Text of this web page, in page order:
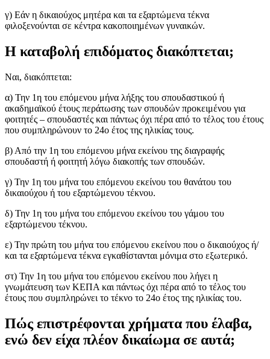
γ) Εάν η δικαιούχος μητέρα και τα εξαρτώμενα τέκνα
φιλοξενούνται σε κέντρα κακοποιημένων γυναικών.
Η καταβολή επιδόματος διακόπτεται;
Ναι, διακόπτεται:
α) Την 1η του επόμενου μήνα λήξης του σπουδαστικού ή
ακαδημαϊκού έτους περάτωσης των σπουδών προκειμένου για
φοιτητές – σπουδαστές και πάντως όχι πέρα από το τέλος του έτους
που συμπληρώνουν το 24ο έτος της ηλικίας τους.
β) Από την 1η του επόμενου μήνα εκείνου της διαγραφής
σπουδαστή ή φοιτητή λόγω διακοπής των σπουδών.
γ) Την 1η του μήνα του επόμενου εκείνου του θανάτου του
δικαιούχου ή του εξαρτώμενου τέκνου.
δ) Την 1η του μήνα του επόμενου εκείνου του γάμου του
εξαρτώμενου τέκνου.
ε) Την πρώτη του μήνα του επόμενου εκείνου που ο δικαιούχος ή/
και τα εξαρτώμενα τέκνα εγκαθίστανται μόνιμα στο εξωτερικό.
στ) Την 1η του μήνα του επόμενου εκείνου που λήγει η
γνωμάτευση των ΚΕΠΑ και πάντως όχι πέρα από το τέλος του
έτους που συμπληρώνει το τέκνο το 24ο έτος της ηλικίας του.
Πώς επιστρέφονται χρήματα που έλαβα,
ενώ δεν είχα πλέον δικαίωμα σε αυτά;